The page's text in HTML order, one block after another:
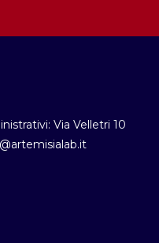
Via Velletri 10